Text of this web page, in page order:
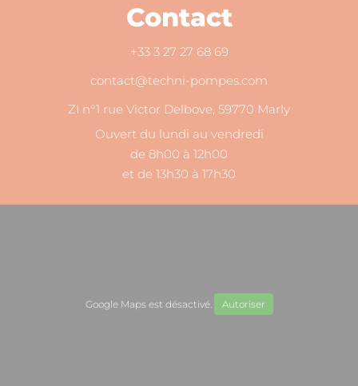
Contact
+33 3 27 27 68 69
contact@techni-pompes.com
ZI n°1 rue Victor Delbove, 59770 Marly
Ouvert du lundi au vendredi
de 8h00 à 12h00
et de 13h30 à 17h30
Google Maps est désactivé. Autoriser